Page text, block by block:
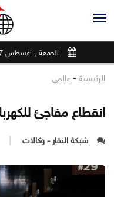
الجمعة , اغسطس 7 , 2026
الرئيسية - عالمي
انقطاع مفاجئ
شبكة النقار - وكالات